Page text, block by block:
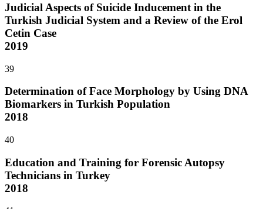
Judicial Aspects of Suicide Inducement in the
Turkish Judicial System and a Review of the Erol
Cetin Case
2019
39
Determination of Face Morphology by Using DNA
Biomarkers in Turkish Population
2018
40
Education and Training for Forensic Autopsy
Technicians in Turkey
2018